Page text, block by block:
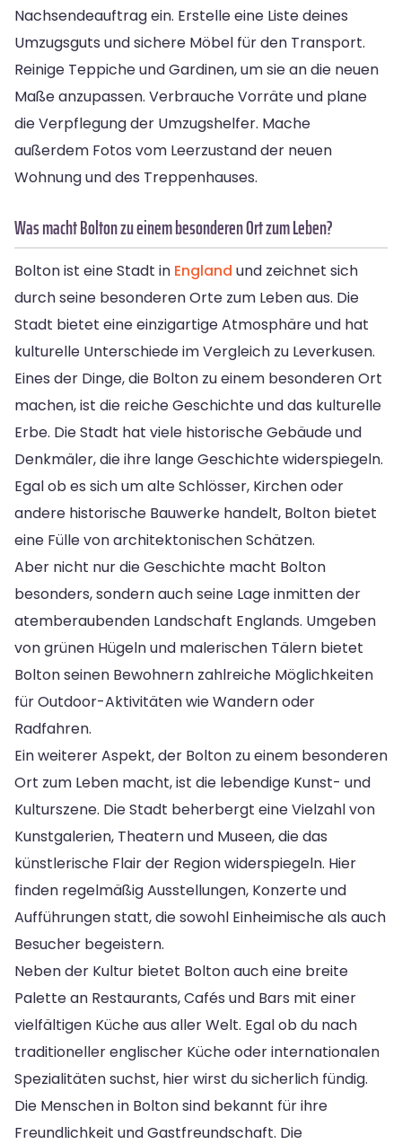
Nachsendeauftrag ein. Erstelle eine Liste deines
Umzugsguts und sichere Möbel für den Transport.
Reinige Teppiche und Gardinen, um sie an die neuen
Maße anzupassen. Verbrauche Vorräte und plane
die Verpflegung der Umzugshelfer. Mache
außerdem Fotos vom Leerzustand der neuen
Wohnung und des Treppenhauses.
Was macht Bolton zu einem besonderen Ort zum Leben?
Bolton ist eine Stadt in England und zeichnet sich
durch seine besonderen Orte zum Leben aus. Die
Stadt bietet eine einzigartige Atmosphäre und hat
kulturelle Unterschiede im Vergleich zu Leverkusen.
Eines der Dinge, die Bolton zu einem besonderen Ort
machen, ist die reiche Geschichte und das kulturelle
Erbe. Die Stadt hat viele historische Gebäude und
Denkmäler, die ihre lange Geschichte widerspiegeln.
Egal ob es sich um alte Schlösser, Kirchen oder
andere historische Bauwerke handelt, Bolton bietet
eine Fülle von architektonischen Schätzen.
Aber nicht nur die Geschichte macht Bolton
besonders, sondern auch seine Lage inmitten der
atemberaubenden Landschaft Englands. Umgeben
von grünen Hügeln und malerischen Tälern bietet
Bolton seinen Bewohnern zahlreiche Möglichkeiten
für Outdoor-Aktivitäten wie Wandern oder
Radfahren.
Ein weiterer Aspekt, der Bolton zu einem besonderen
Ort zum Leben macht, ist die lebendige Kunst- und
Kulturszene. Die Stadt beherbergt eine Vielzahl von
Kunstgalerien, Theatern und Museen, die das
künstlerische Flair der Region widerspiegeln. Hier
finden regelmäßig Ausstellungen, Konzerte und
Aufführungen statt, die sowohl Einheimische als auch
Besucher begeistern.
Neben der Kultur bietet Bolton auch eine breite
Palette an Restaurants, Cafés und Bars mit einer
vielfältigen Küche aus aller Welt. Egal ob du nach
traditioneller englischer Küche oder internationalen
Spezialitäten suchst, hier wirst du sicherlich fündig.
Die Menschen in Bolton sind bekannt für ihre
Freundlichkeit und Gastfreundschaft. Die